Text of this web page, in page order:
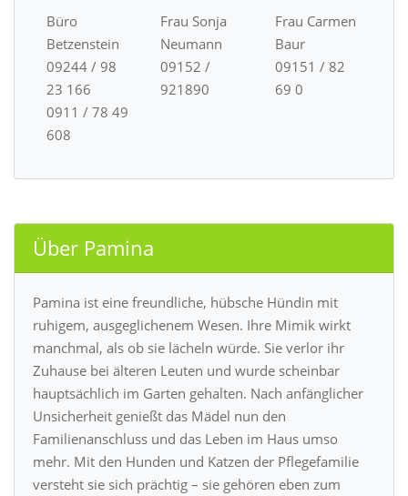
Büro
Betzenstein
09244 / 98
23 166
0911 / 78 49
608
Frau Sonja
Neumann
09152 /
921890
Frau Carmen
Baur
09151 / 82
69 0
Über Pamina
Pamina ist eine freundliche, hübsche Hündin mit
ruhigem, ausgeglichenem Wesen. Ihre Mimik wirkt
manchmal, als ob sie lächeln würde. Sie verlor ihr
Zuhause bei älteren Leuten und wurde scheinbar
hauptsächlich im Garten gehalten. Nach anfänglicher
Unsicherheit genießt das Mädel nun den
Familienanschluss und das Leben im Haus umso
mehr. Mit den Hunden und Katzen der Pflegefamilie
versteht sie sich prächtig – sie gehören eben zum